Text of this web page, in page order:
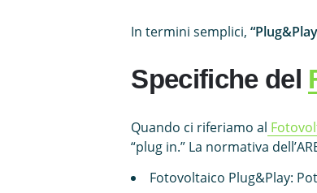
In termini semplici,
Specifiche del
Quando ci riferiamo al
“plug in.” La normativa
Fotovoltaico Plug&Play: